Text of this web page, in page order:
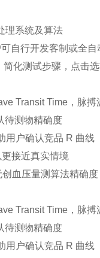
理系统及算法
自行开发客制或全自
化测试步骤，点击
Transit Time，脉
待测物精确度
用户确认竞品 R 曲线
接近真实情境
血压量测算法精确度
Transit Time，脉
待测物精确度
用户确认竞品 R 曲线